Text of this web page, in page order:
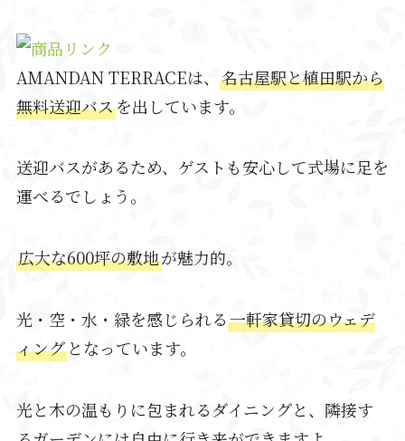
AMANDAN TERRACEは、 名古屋駅と植田駅から
無料送迎バスを出しています。
送迎バスがあるため、ゲストも安心して式場に足を
運べるでしょう。
広大な600坪の敷地が魅力的。
光・空・水・緑を感じられる一軒家貸切のウェデ
ィングとなっています。
光と木の温もりに包まれるダイニングと、隣接す